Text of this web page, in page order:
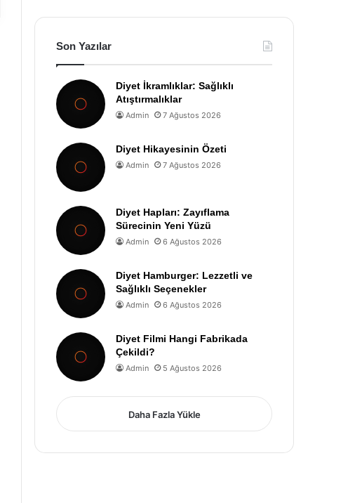
Son Yazılar
Diyet İkramlıklar: Sağlıklı
Atıştırmalıklar
Admin 7 Ağustos 2026
Diyet Hikayesinin Özeti
Admin 7 Ağustos 2026
Diyet Hapları: Zayıflama
Sürecinin Yeni Yüzü
Admin 6 Ağustos 2026
Diyet Hamburger: Lezzetli ve
Sağlıklı Seçenekler
Admin 6 Ağustos 2026
Diyet Filmi Hangi Fabrikada
Çekildi?
Admin 5 Ağustos 2026
Daha Fazla Yükle